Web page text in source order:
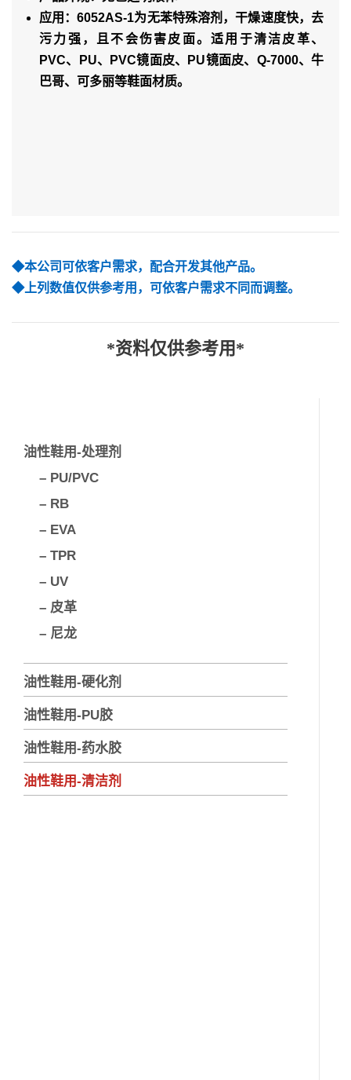
应用：6052AS-1为无苯特殊溶剂，干燥速度快，去
污力强，且不会伤害皮面。适用于清洁皮革、
PVC、PU、PVC镜面皮、PU镜面皮、Q-7000、牛
巴哥、可多丽等鞋面材质。
◆本公司可依客户需求，配合开发其他产品。
◆上列数值仅供参考用，可依客户需求不同而调整。
*资料仅供参考用*
油性鞋用-处理剂
– PU/PVC
– RB
– EVA
– TPR
– UV
– 皮革
– 尼龙
油性鞋用-硬化剂
油性鞋用-PU胶
油性鞋用-药水胶
油性鞋用-清洁剂